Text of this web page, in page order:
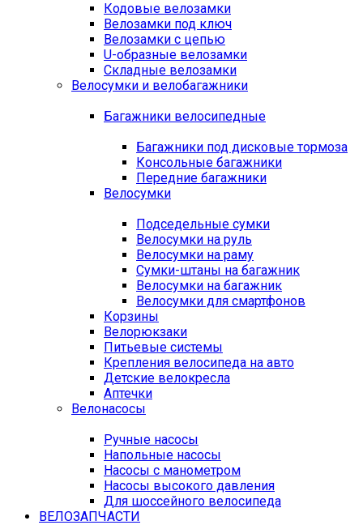
Кодовые велозамки
Велозамки под ключ
Велозамки с цепью
U-образные велозамки
Складные велозамки
Велосумки и велобагажники
Багажники велосипедные
Багажники под дисковые тормоза
Консольные багажники
Передние багажники
Велосумки
Подседельные сумки
Велосумки на руль
Велосумки на раму
Сумки-штаны на багажник
Велосумки на багажник
Велосумки для смартфонов
Корзины
Велорюкзаки
Питьевые системы
Крепления велосипеда на авто
Детские велокресла
Аптечки
Велонасосы
Ручные насосы
Напольные насосы
Насосы с манометром
Насосы высокого давления
Для шоссейного велосипеда
ВЕЛОЗАПЧАСТИ